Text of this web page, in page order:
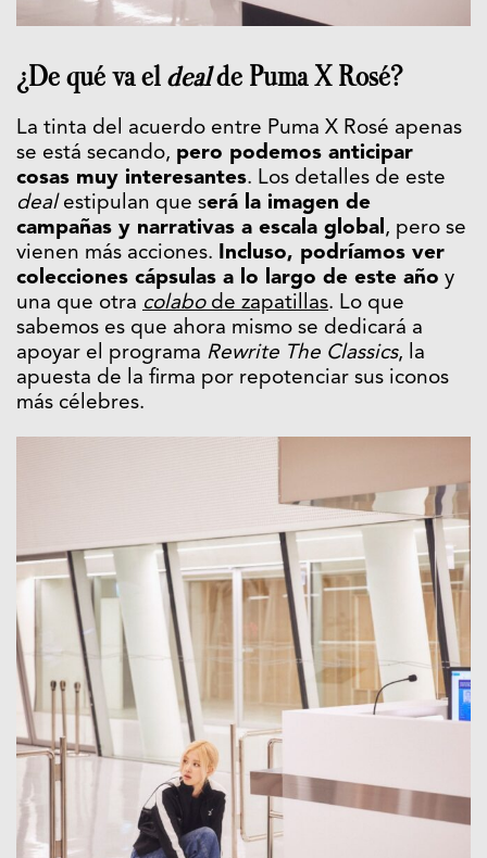
¿De qué va el dealde Puma X Rosé?
La tinta del acuerdo entre Puma X Rosé apenas
se está secando, pero podemos anticipar
cosas muy interesantes. Los detalles de este
dealestipulan que será la imagen de
campañas y narrativas a escala global , pero se
vienen más acciones.
Incluso, podríamos ver
colecciones cápsulas a lo largo de este año y
una que otra colabode zapatillas. Lo que
sabemos es que ahora mismo se dedicará a
apoyar el programa Rewrite The Classics, la
apuesta de la firma por repotenciar sus iconos
más célebres.